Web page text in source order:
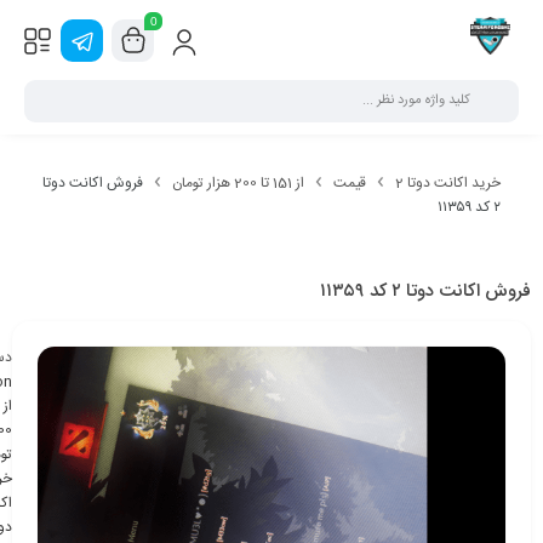
0
خرید اکانت دوتا 2 قیمت از 151 تا 200 هزار تومان
فروش اکانت دوتا
۲ کد ۱۱۳۵۹
فروش اکانت دوتا ۲ کد ۱۱۳۵۹